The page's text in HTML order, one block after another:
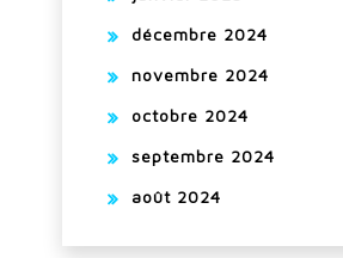
décembre 2024
novembre 2024
octobre 2024
septembre 2024
août 2024